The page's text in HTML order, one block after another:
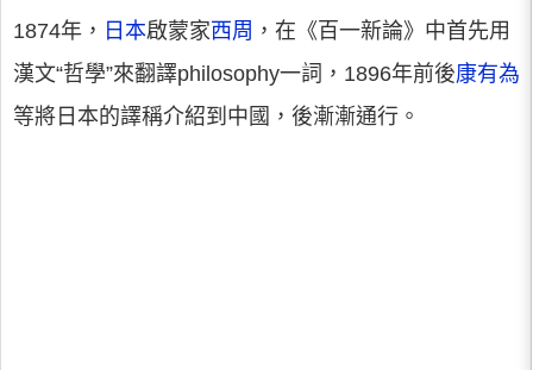
1874年， 日本啟蒙家西周 ，在《百一新論》中首先用
漢文“哲學”來翻譯philosophy一詞，1896年前後康有為
等將日本的譯稱介紹到中國，後漸漸通行。